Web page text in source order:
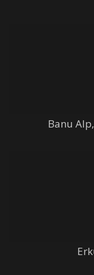
Banu